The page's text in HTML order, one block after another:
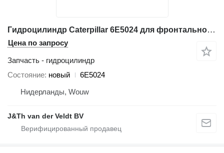
Гидроцилиндр Caterpillar 6E5024 для фронтального погрузчика Caterpillar AD30 814B 815B 816B 966D 966E 970F 814F 815F 816F 966F 950H 962H R1600 R1600G 814FII 815FII 816FII 966FII
Цена по запросу
Запчасть - гидроцилиндр
Состояние новый
6E5024
Нидерланды, Wouw
J&Th van der Veldt BV